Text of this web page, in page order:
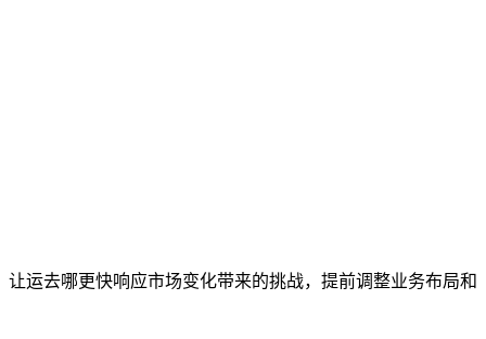
运去哪更快响应市场变化带来的挑战，提前调整业务布局和